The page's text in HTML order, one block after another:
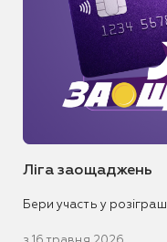
Ліга заощаджень
Бери участь у